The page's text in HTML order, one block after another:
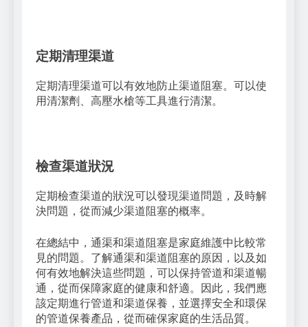
定期清理渠道
定期清理渠道可以有效地防止渠道阻塞。可以使
用清潔劑、高壓水槍等工具進行清潔。
檢查渠道狀況
定期檢查渠道的狀況可以發現渠道問題，及時解
決問題，從而減少渠道阻塞的概率。
在總結中，通渠和渠道阻塞是家庭維護中比較常
見的問題。了解通渠和渠道阻塞的原因，以及如
何有效地解決這些問題，可以保持管道和渠道暢
通，從而保障家庭的健康和舒適。因此，我們應
該定期進行管道和渠道保養，並選擇安全和環保
的管道保養產品，從而確保家庭的生活品質。